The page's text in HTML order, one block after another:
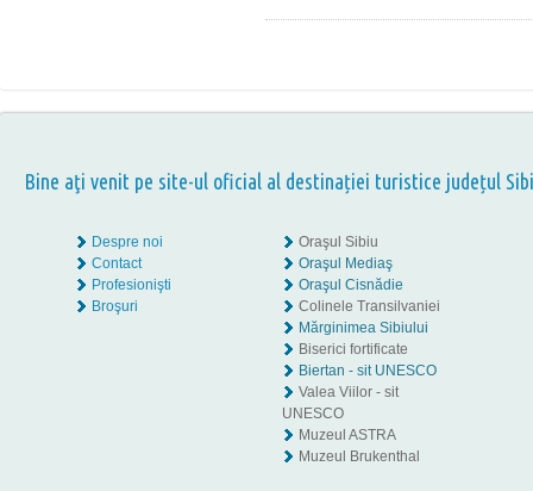
Bine aţi venit pe site-ul oficial al destinației turistice județul
Despre noi
Contact
Profesionişti
Broşuri
Oraşul Sibiu
Oraşul Mediaş
Oraşul Cisnădie
Colinele Transilvaniei
Mărginimea Sibiului
Biserici fortificate
Biertan - sit UNESCO
Valea Viilor - sit
UNESCO
Muzeul ASTRA
Muzeul Brukenthal